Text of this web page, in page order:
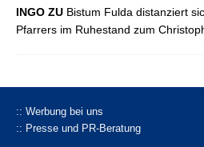
INGO ZU Bistum Fulda distanziert
Pfarrers im Ruhestand zum
:: Werbung bei uns
:: Presse und PR-Beratung